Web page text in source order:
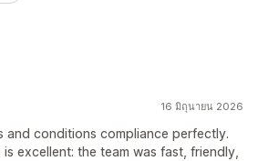
16 มิถุนายน 2026
and conditions compliance perfectly.
excellent: the team was fast, friendly,